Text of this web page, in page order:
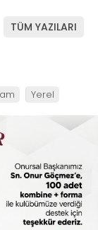
TÜM YAZILARI
Yerel